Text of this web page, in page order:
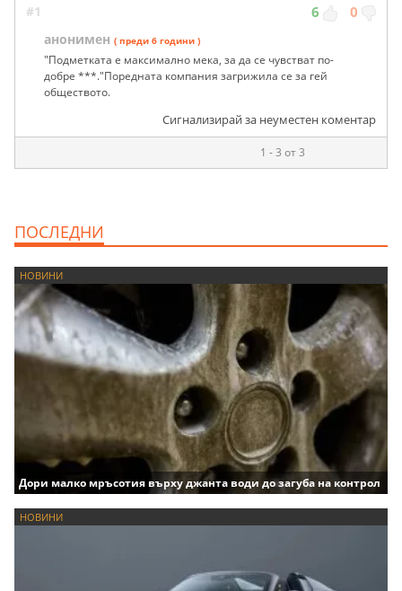
#1 6 0
анонимен ( преди 6 години )
"Подметката е максимално мека, за да се чувстват по-
добре ***."Поредната компания загрижила се за гей
обществото.
Сигнализирай за неуместен коментар
1 - 3 от 3
ПОСЛЕДНИ
НОВИНИ
Дори малко мръсотия върху джанта води до загуба на контрол
НОВИНИ